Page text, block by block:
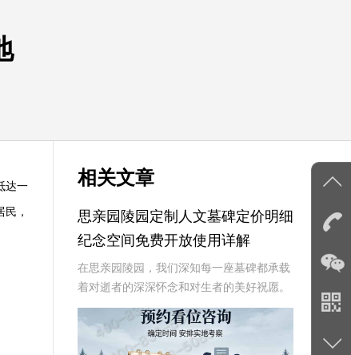
达一
，
相关文章
思亲园陵园定制人文墓碑定价明细
纪念空间免费开放使用详解
在思亲园陵园，我们深知每一座墓碑都承载
着对逝者的深深怀念和对生者的美好祝愿。
因此，我们精心定制的人文墓碑不仅是对逝
者的永恒纪念，更是生者情感的寄托。本文
将详细介绍思亲园陵园定制人文墓碑的定价